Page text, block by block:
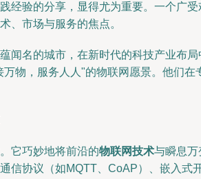
经验的分享，显得尤为重要。一个广
、市场与服务的焦点。
闻名的城市，在新时代的科技产业布
物，服务人人"的物联网愿景。他们
它巧妙地将前沿的物联网技术与瞬息万
信协议（如MQTT、CoAP）、嵌入